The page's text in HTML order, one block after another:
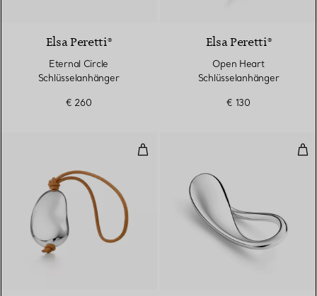
Elsa Peretti®
Eternal Circle
Schlüsselanhänger
€ 260
Elsa Peretti®
Open Heart
Schlüsselanhänger
€ 130
Bean® Schlüsselanhänger